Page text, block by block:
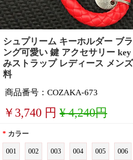
シュプリーム キーホルダー ブ
ング可愛い 鍵 アクセサリー
みストラップ レディース メン
料
商品番号：COZAKA-673
￥ 3,740 円 ¥ 4,240円
* カラー
001 002 003 004 005 006